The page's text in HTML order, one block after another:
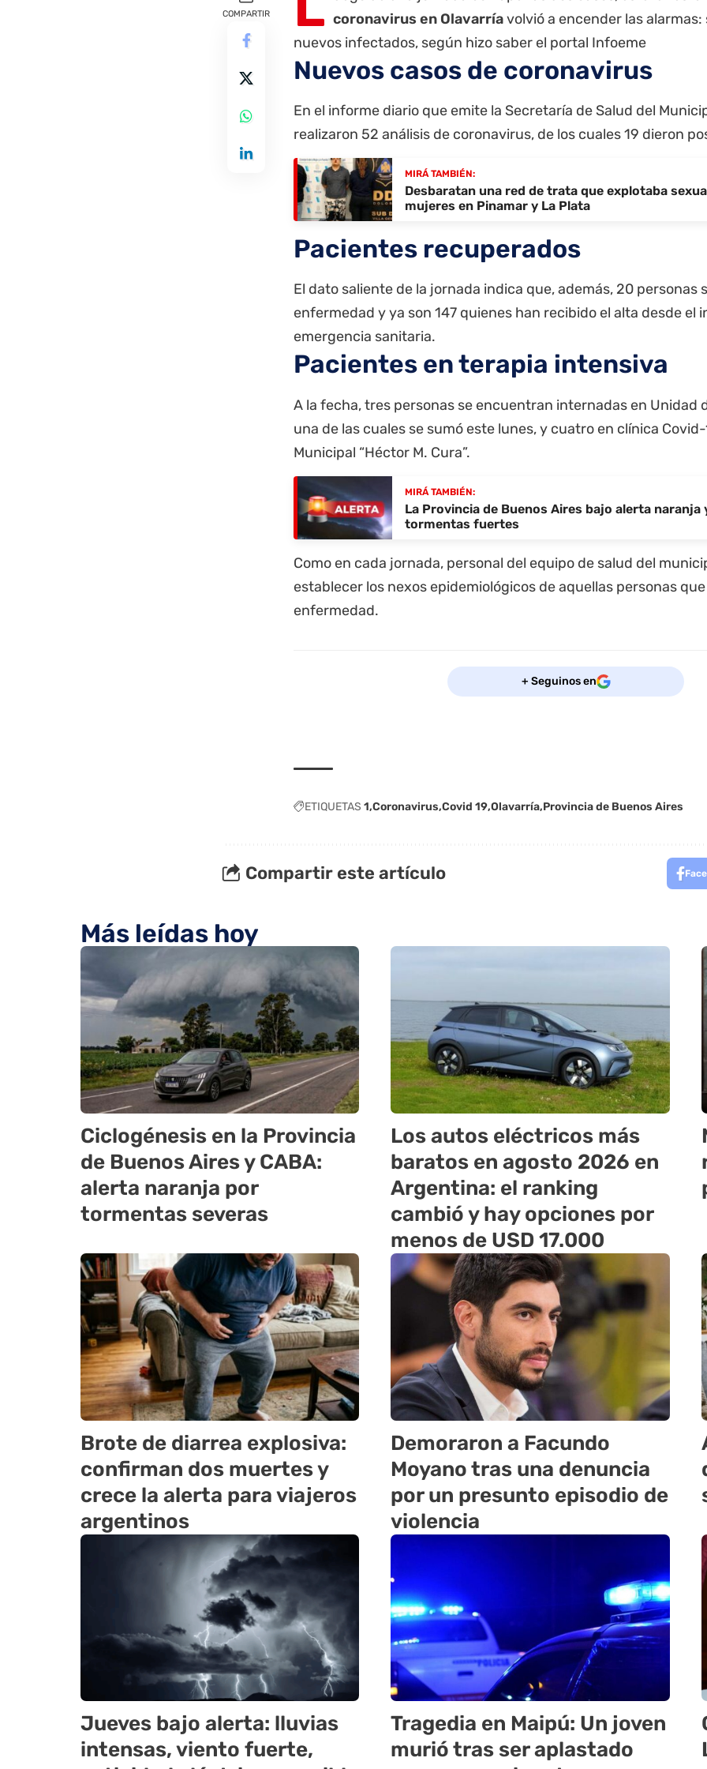
COMPARTIR
coronavirus en Olavarríavolvió a encender las
nuevos infectados, según hizo saber el portal Infoeme
Nuevos casos de coronavirus
En el informe diario que emite la Secretaría de Salud del
realizaron 52 análisis de coronavirus, de los cuales 19 dieron
MIRÁ TAMBIÉN:
Desbaratan una red de trata que explotaba
mujeres en Pinamar y La Plata
Pacientes recuperados
El dato saliente de la jornada indica que, además, 20 personas
enfermedad y ya son 147 quienes han recibido el alta desde el
emergencia sanitaria.
Pacientes en terapia intensiva
A la fecha, tres personas se encuentran internadas en Unidad
una de las cuales se sumó este lunes, y cuatro en clínica
Municipal “Héctor M. Cura”.
MIRÁ TAMBIÉN:
La Provincia de Buenos Aires bajo alerta naranja
tormentas fuertes
Como en cada jornada, personal del equipo de salud del
establecer los nexos epidemiológicos de aquellas personas
enfermedad.
+ Seguinos en
ETIQUETAS 1 Coronavirus Covid 19 Olavarría Provincia de Buenos Aires
Compartir este artículo
Más leídas hoy
Ciclogénesis en la Provincia
de Buenos Aires y CABA:
alerta naranja por
tormentas severas
Los autos eléctricos más
baratos en agosto 2026 en
Argentina: el ranking
cambió y hay opciones por
menos de USD 17.000
Brote de diarrea explosiva:
confirman dos muertes y
crece la alerta para viajeros
argentinos
Demoraron a Facundo
Moyano tras una denuncia
por un presunto episodio de
violencia
Jueves bajo alerta: lluvias
intensas, viento fuerte,
Tragedia en Maipú: Un joven
murió tras ser aplastado